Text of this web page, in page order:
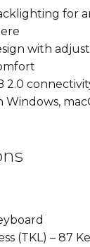
for
with
2.0
Windows,
(TKL) – 87